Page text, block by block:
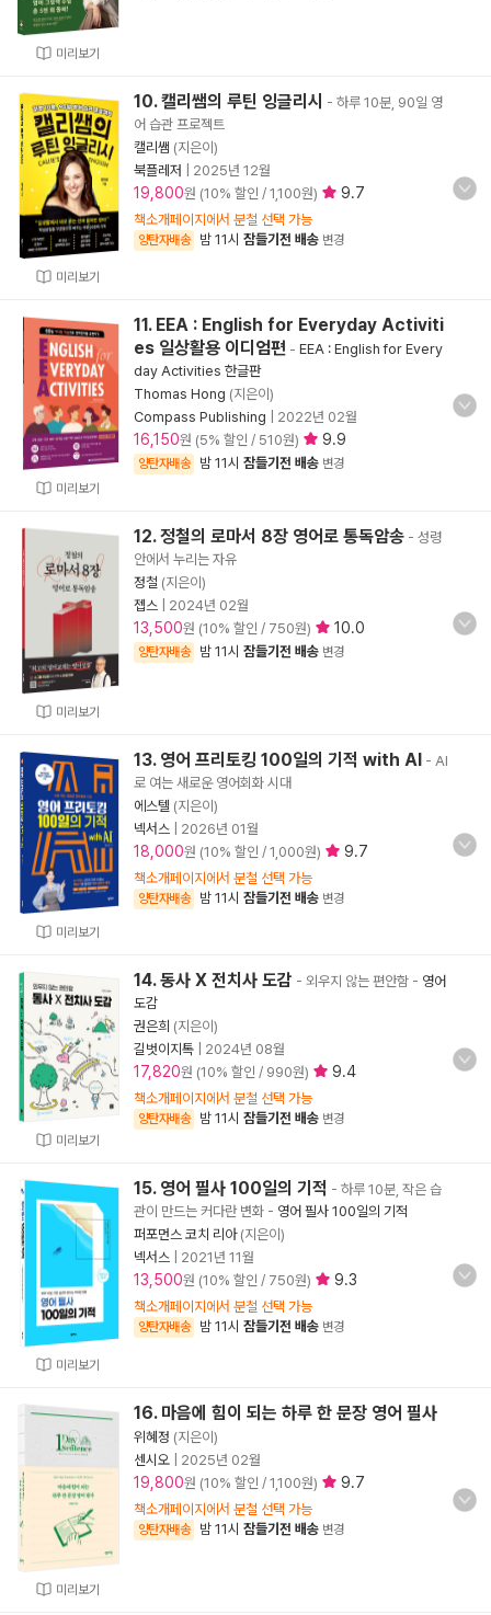
미리보기
미리보기
10. 캘리쌤의 루틴 잉글리시 - 하루 10분, 90일 영
어 습관 프로젝트
캘리쌤 (지은이)
북플레저
2025년 12월
19,800원 (10% 할인 / 1,100원) 9.7
책소개페이지에서 분철 선택 가능
양탄자배송 밤 11시 잠들기전 배송 변경
미리보기
11. EEA : English for Everyday Activiti
es 일상활용 이디엄편 - EEA : English for Every
day Activities 한글판
Thomas Hong (지은이)
Compass Publishing
2022년 02월
16,150원 (5% 할인 / 510원) 9.9
양탄자배송 밤 11시 잠들기전 배송 변경
미리보기
12. 정철의 로마서 8장 영어로 통독암송 - 성령
안에서 누리는 자유
정철 (지은이)
젭스
2024년 02월
13,500원 (10% 할인 / 750원) 10.0
양탄자배송 밤 11시 잠들기전 배송 변경
미리보기
13. 영어 프리토킹 100일의 기적 with AI - AI
로 여는 새로운 영어회화 시대
에스텔 (지은이)
넥서스
2026년 01월
18,000원 (10% 할인 / 1,000원) 9.7
책소개페이지에서 분철 선택 가능
양탄자배송 밤 11시 잠들기전 배송 변경
미리보기
14. 동사 X 전치사 도감 - 외우지 않는 편안함 - 영어
도감
권은희 (지은이)
길벗이지톡
2024년 08월
17,820원 (10% 할인 / 990원) 9.4
책소개페이지에서 분철 선택 가능
양탄자배송 밤 11시 잠들기전 배송 변경
미리보기
15. 영어 필사 100일의 기적 - 하루 10분, 작은 습
관이 만드는 커다란 변화 - 영어 필사 100일의 기적
퍼포먼스 코치 리아(지은이)
넥서스
2021년 11월
13,500원 (10% 할인 / 750원) 9.3
책소개페이지에서 분철 선택 가능
양탄자배송 밤 11시 잠들기전 배송 변경
미리보기
16. 마음에 힘이 되는 하루 한 문장 영어 필사
위혜정 (지은이)
센시오
2025년 02월
19,800원 (10% 할인 / 1,100원) 9.7
책소개페이지에서 분철 선택 가능
양탄자배송 밤 11시 잠들기전 배송 변경